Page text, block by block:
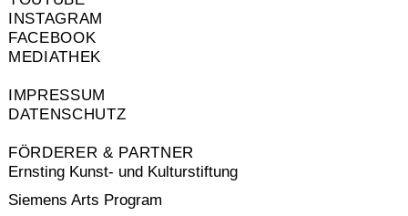
INSTAGRAM
FACEBOOK
MEDIATHEK
IMPRESSUM
DATENSCHUTZ
FÖRDERER & PARTNER
Ernsting Kunst- und Kulturstiftung
Siemens Arts Program